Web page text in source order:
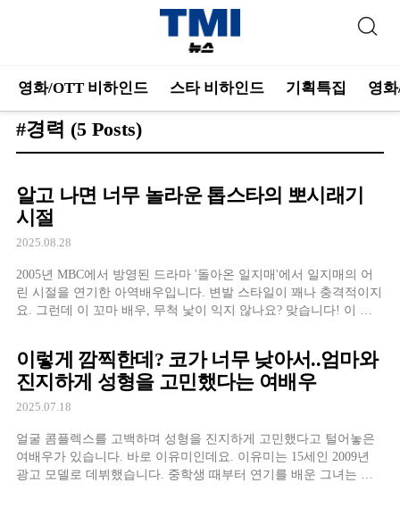
영화/OTT 비하인드 스타 비하인드 기획특집 영
#경력 (5 Posts)
알고 나면 너무 놀라운 톱스타의 뽀시래기
시절
2025.08.28
2005년 MBC에서 방영된 드라마 '돌아온 일지매'에서 일지매의 어
린 시절을 연기한 아역배우입니다. 변발 스타일이 꽤나 충격적이지
요. 그런데 이 꼬마 배우, 무척 낯이 익지 않나요? 맞습니다! 이 아
이어 남자 피겨
이렇게 깜찍한데? 코가 너무 낮아서..엄마와
진지하게 성형을 고민했다는 여배우
2025.07.18
얼굴 콤플렉스를 고백하며 성형을 진지하게 고민했다고 털어놓은
여배우가 있습니다. 바로 이유미인데요. 이유미는 15세인 2009년
광고 모델로 데뷔했습니다. 중학생 때부터 연기를 배운 그녀는 단